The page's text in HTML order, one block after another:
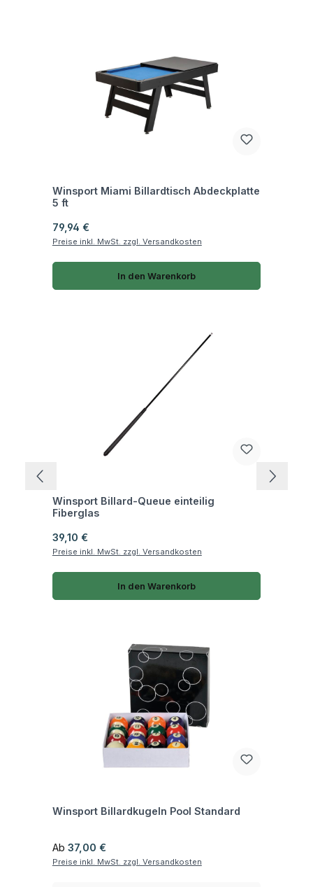
Winsport Miami Billardtisch Abdeckplatte
5 ft
Regulärer Preis:
79,94 €
Preise inkl. MwSt. zzgl. Versandkosten
In den Warenkorb
Winsport Billard-Queue einteilig
Fiberglas
Regulärer Preis:
39,10 €
Preise inkl. MwSt. zzgl. Versandkosten
In den Warenkorb
Winsport Billardkugeln Pool Standard
Regulärer Preis:
Ab 37,00 €
Preise inkl. MwSt. zzgl. Versandkosten